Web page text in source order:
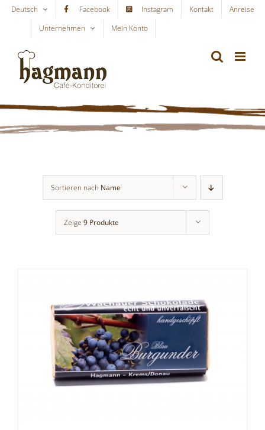
Skip
content
Deutsch Facebook Instagram Kontakt
Anreise
Unternehmen
Mein Konto
Sortieren nach Name
Zeige 9 Produkte